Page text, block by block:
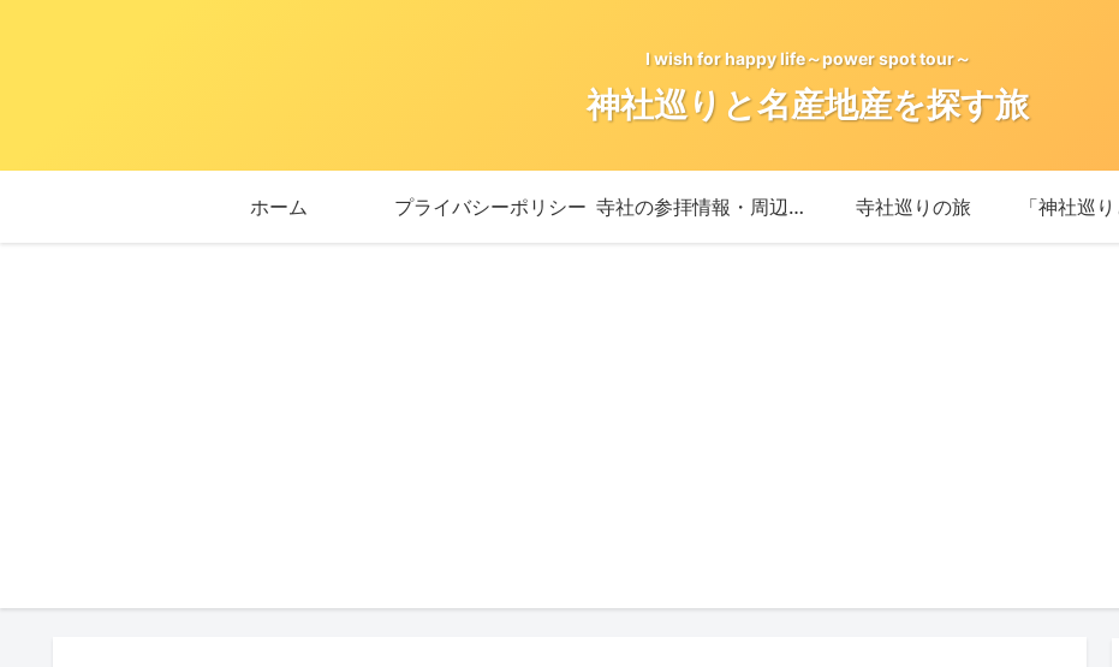
I wish for happy life～power spot tour～
神社巡りと名産地産を探す旅
ホーム プライバシーポリシー 寺社の参拝情報・周辺情報 寺社巡りの旅